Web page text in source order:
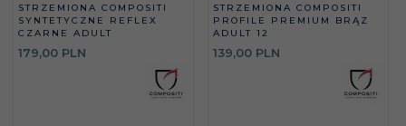
STRZEMIONA COMPOSITI
SYNTETYCZNE REFLEX
CZARNE ADULT
179,00 PLN
STRZEMIONA COMPOSITI
PROFILE PREMIUM BRĄZ
ADULT 12
139,00 PLN